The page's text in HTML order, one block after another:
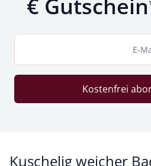
€ Gutschein
E-
Kostenfrei
Kuschelig weicher